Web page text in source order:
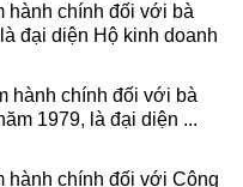
hành chính đối với bà
đại diện Hộ kinh doanh
hành chính đối với bà
1979, là đại diện ...
hành chính đối với Công